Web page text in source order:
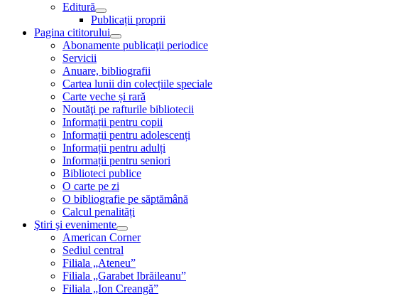
Editură
Publicații proprii
Pagina cititorului
Abonamente publicaţii periodice
Servicii
Anuare, bibliografii
Cartea lunii din colecțiile speciale
Carte veche și rară
Noutăţi pe rafturile bibliotecii
Informații pentru copii
Informații pentru adolescenți
Informații pentru adulți
Informații pentru seniori
Biblioteci publice
O carte pe zi
O bibliografie pe săptămână
Calcul penalități
Ştiri şi evenimente
American Corner
Sediul central
Filiala „Ateneu”
Filiala „Garabet Ibrăileanu”
Filiala „Ion Creangă”